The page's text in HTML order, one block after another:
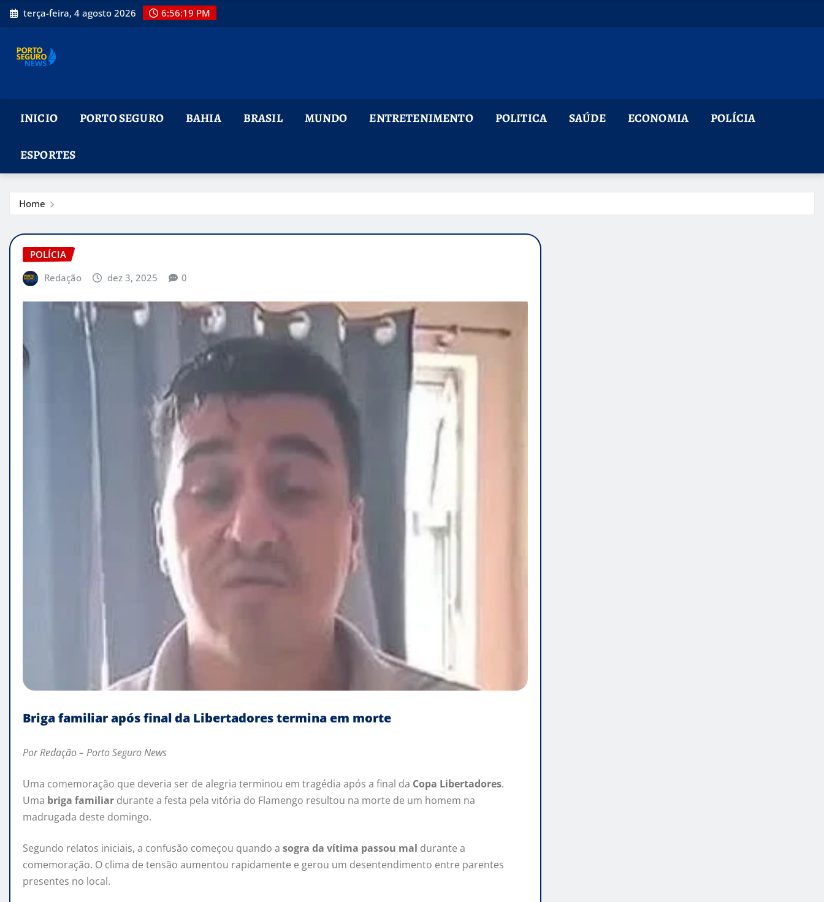
Skip
to
terça-feira, 4 agosto 2026 6:56:20 PM
INICIO PORTO SEGURO BAHIA BRASIL MUNDO ENTRETENIMENTO POLITICA SAÚDE ECONOMIA POLÍCIA
ESPORTES
Home
POLÍCIA
Redação
dez 3, 2025 0
Briga familiar após final da Libertadores termina em morte
Por Redação – Porto Seguro News
Uma comemoração que deveria ser de alegria terminou em tragédia após a final da Copa Libertadores.
Uma briga familiar durante a festa pela vitória do Flamengo resultou na morte de um homem na
madrugada deste domingo.
Segundo relatos iniciais, a confusão começou quando a sogra da vítima passou mal durante a
comemoração. O clima de tensão aumentou rapidamente e gerou um desentendimento entre parentes
presentes no local.